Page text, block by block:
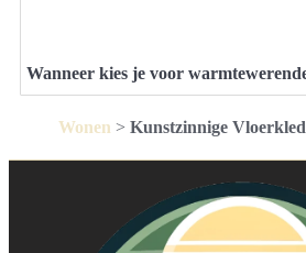
Wanneer kies je voor
Wonen > Kunstzinnige